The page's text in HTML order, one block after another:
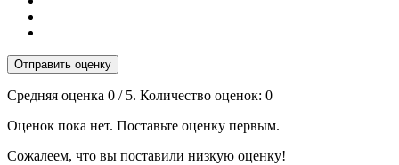
Отправить оценку
Средняя оценка 0 / 5. Количество оценок: 0
Оценок пока нет. Поставьте оценку первым.
Сожалеем, что вы поставили низкую оценку!